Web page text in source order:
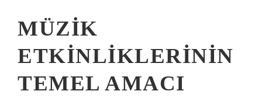
MÜZIK
ETKINLIKLERININ
TEMEL AMACI